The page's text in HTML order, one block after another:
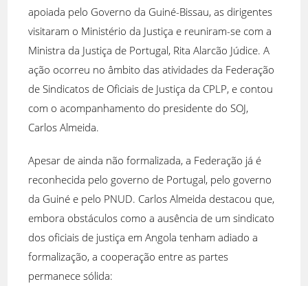
apoiada pelo Governo da Guiné-Bissau, as dirigentes
visitaram o Ministério da Justiça e reuniram-se com a
Ministra da Justiça de Portugal, Rita Alarcão Júdice. A
ação ocorreu no âmbito das atividades da Federação
de Sindicatos de Oficiais de Justiça da CPLP, e contou
com o acompanhamento do presidente do SOJ,
Carlos Almeida.
Apesar de ainda não formalizada, a Federação já é
reconhecida pelo governo de Portugal, pelo governo
da Guiné e pelo PNUD. Carlos Almeida destacou que,
embora obstáculos como a ausência de um sindicato
dos oficiais de justiça em Angola tenham adiado a
formalização, a cooperação entre as partes
permanece sólida: